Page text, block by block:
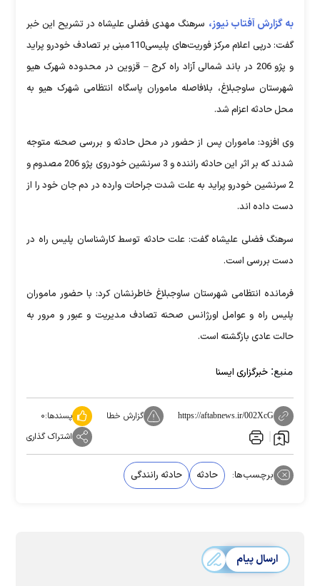
به گزارش آفتاب نیوز، سرهنگ مهدی فضلی علیشاه در تشریح این خبر
گفت: درپی اعلام مرکز فوریت‌های پلیسی110مبنی بر تصادف خودرو پراید
و پژو 206 در باند شمالی آزاد راه کرج – قزوین در محدوده شهرک هیو
شهرستان ساوجبلاغ، بلافاصله ماموران پاسگاه انتظامی شهرک هیو به
محل حادثه اعزام شد.
وی افزود: ماموران پس از حضور در محل حادثه و بررسی صحنه متوجه
شدند که بر اثر این حادثه راننده و 3 سرنشین خودروی پژو 206 مصدوم و
2 سرنشین خودرو پراید به علت شدت جراحات وارده در دم جان خود را از
دست داده اند.
سرهنگ فضلی علیشاه گفت: علت حادثه توسط کارشناسان پلیس راه در
دست بررسی است.
فرمانده انتظامی شهرستان ساوجبلاغ خاطرنشان کرد: با حضور ماموران
پلیس راه و عوامل اورژانس صحنه تصادف مدیریت و عبور و مرور به
حالت عادی بازگشته است.
منبع: خبرگزاری ایسنا
https://aftabnews.ir/002XcG گزارش خطا پسندها:۰
اشتراک گذاری
برچسب‌ها: حادثه حادثه رانندگی
ارسال پیام